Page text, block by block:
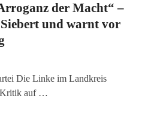
der Macht“ –
und warnt vor
Die Linke im Landkreis
Kritik auf …